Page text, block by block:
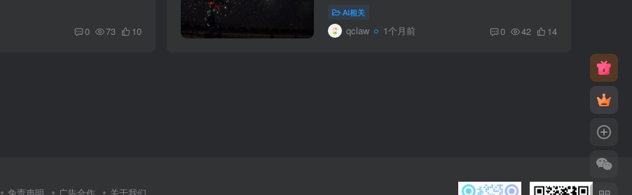
0 73 10
AI相关
qclaw 1个月前 0 42 14
免责声明 广告合作 关于我们